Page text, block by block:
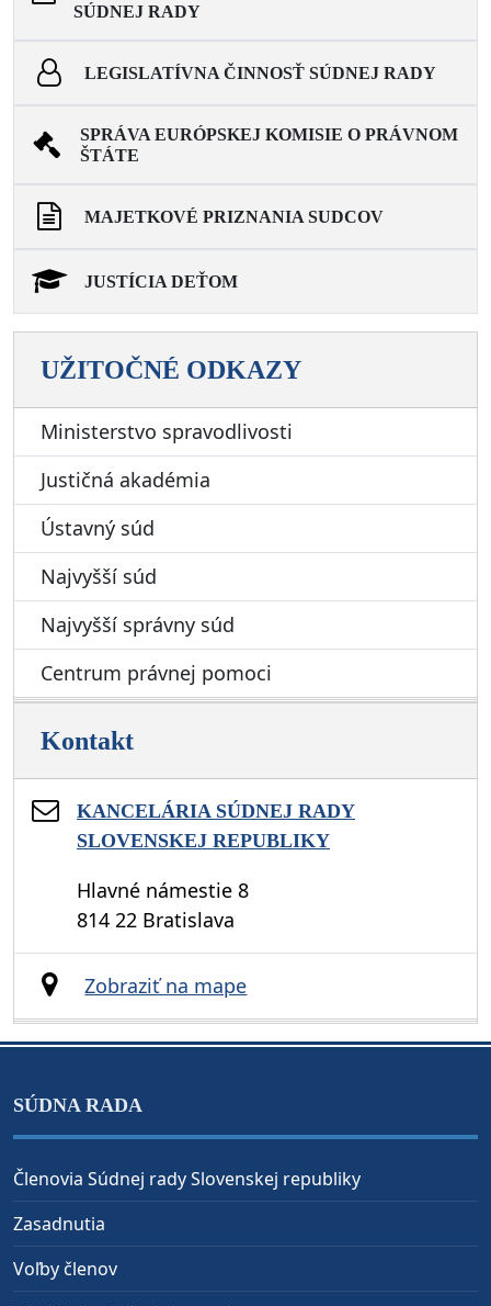
SÚDNEJ RADY
LEGISLATÍVNA ČINNOSŤ SÚDNEJ RADY
SPRÁVA EURÓPSKEJ KOMISIE O PRÁVNOM
ŠTÁTE
MAJETKOVÉ PRIZNANIA SUDCOV
JUSTÍCIA DEŤOM
UŽITOČNÉ ODKAZY
Ministerstvo spravodlivosti
Justičná akadémia
Ústavný súd
Najvyšší súd
Najvyšší správny súd
Centrum právnej pomoci
Kontakt
KANCELÁRIA SÚDNEJ RADY
SLOVENSKEJ REPUBLIKY
Hlavné námestie 8
814 22 Bratislava
Zobraziť na mape
SÚDNA RADA
Členovia Súdnej rady Slovenskej republiky
Zasadnutia
Voľby členov